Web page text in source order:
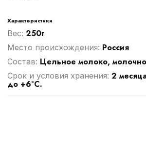
Характеристики
Вес: 250г
Место происхождения: Россия
Cостав: Цельное молоко,
Срок и условия хранения: 2
до +6°С.